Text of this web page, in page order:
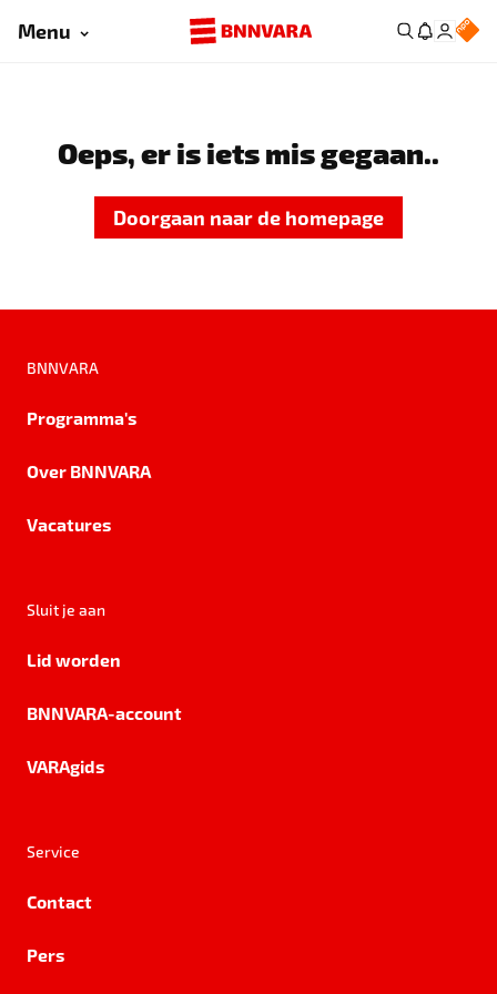
Menu
Oeps, er is iets mis gegaan..
Doorgaan naar de homepage
BNNVARA
Programma's
Over BNNVARA
Vacatures
Sluit je aan
Lid worden
BNNVARA-account
VARAgids
Service
Contact
Pers